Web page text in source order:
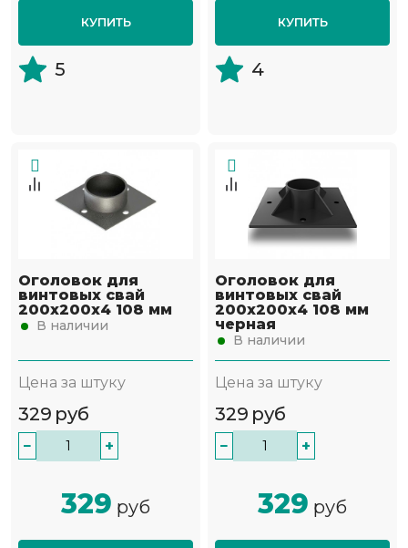
КУПИТЬ
5
КУПИТЬ
4
Оголовок для
винтовых свай
200х200х4 108 мм
В наличии
Цена за штуку
329 руб
− +
329 руб
Оголовок для
винтовых свай
200х200х4 108 мм
черная
В наличии
Цена за штуку
329 руб
− +
329 руб